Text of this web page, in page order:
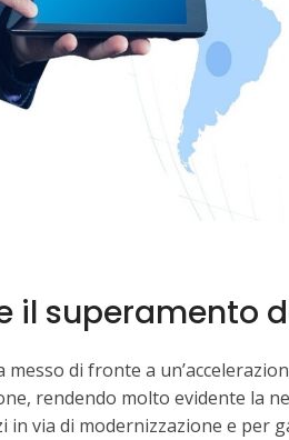
il superamento
messo di fronte a
rendendo molto evidente la
in via di modernizzazione e per